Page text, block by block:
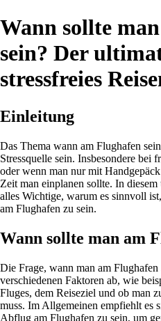
Wann sollte
sein? Der
stressfreies
Einleitung
Das Thema wann am Flughafen
Stressquelle sein. Insbesondere bei
oder wenn man nur mit
Zeit man einplanen sollte. In
alles Wichtige, warum es sinnvoll
am Flughafen zu sein.
Wann sollte man am
Die Frage, wann man am
verschiedenen Faktoren ab, wie
Fluges, dem Reiseziel und ob man
muss. Im Allgemeinen empfiehlt es
Abflug am Flughafen zu sein, um